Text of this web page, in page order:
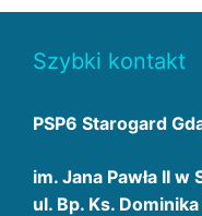
Szybki kontakt
PSP6 Starogard
im. Jana Pawła II
ul. Bp. Ks.